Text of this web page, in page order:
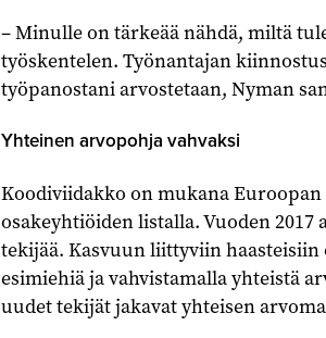
– Minulle on tärkeää nähdä, miltä
työskentelen. Työnantajan
työpanostani arvostetaan, Nyman
Yhteinen arvopohja vahvaksi
Koodiviidakko on mukana
osakeyhtiöiden listalla. Vuoden
tekijää. Kasvuun liittyviin
esimiehiä ja vahvistamalla yhteistä
uudet tekijät jakavat yhteisen